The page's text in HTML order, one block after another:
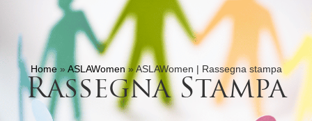
Home» ASLAWomen»ASLAWomen | Rassegna stampa
Rassegna Stampa